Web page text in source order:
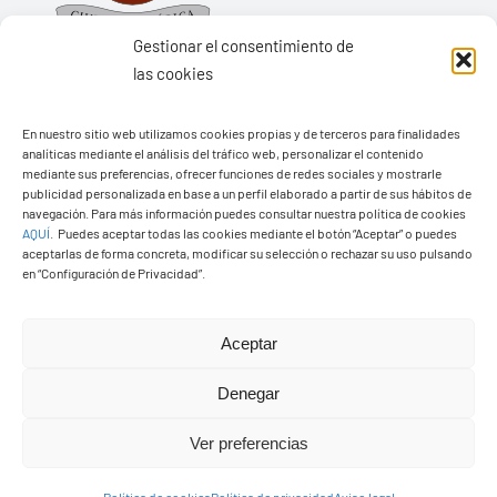
Gestionar el consentimiento de
las cookies
En nuestro sitio web utilizamos cookies propias y de terceros para finalidades
analíticas mediante el análisis del tráfico web, personalizar el contenido
mediante sus preferencias, ofrecer funciones de redes sociales y mostrarle
publicidad personalizada en base a un perfil elaborado a partir de sus hábitos de
navegación. Para más información puedes consultar nuestra política de cookies
AQUÍ
Puedes aceptar todas las cookies mediante el botón “Aceptar” o puedes
aceptarlas de forma concreta, modificar su selección o rechazar su uso pulsando
en “Configuración de Privacidad”.
Aceptar
Denegar
Ver preferencias
Ayuntamiento de Yaiza
Pza. de Los Remedios, 1
35570 – Yaiza
Tel:928 83 62 20